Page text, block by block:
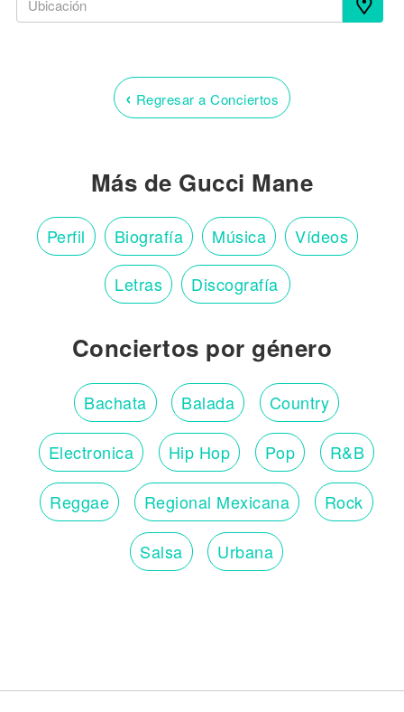
‹ Regresar a Conciertos
Más de Gucci Mane
Perfil Biografía Música Vídeos
Letras Discografía
Conciertos por género
Bachata Balada Country
Electronica Hip Hop Pop R&B
Reggae Regional Mexicana Rock
Salsa Urbana